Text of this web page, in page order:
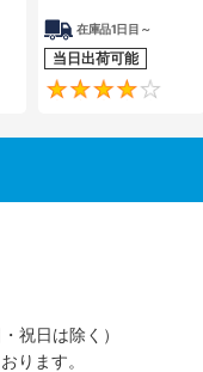
4.5
在庫品1日目～
当日出荷可能
祝日は除く）
ります。